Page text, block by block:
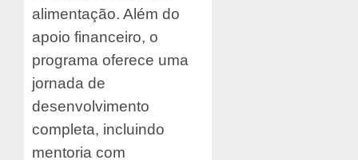
alimentação. Além do
apoio financeiro, o
programa oferece uma
jornada de
desenvolvimento
completa, incluindo
mentoria com